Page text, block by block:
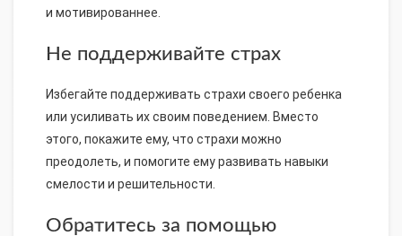
и мотивированнее.
Не поддерживайте страх
Избегайте поддерживать страхи своего ребенка
или усиливать их своим поведением. Вместо
этого, покажите ему, что страхи можно
преодолеть, и помогите ему развивать навыки
смелости и решительности.
Обратитесь за помощью